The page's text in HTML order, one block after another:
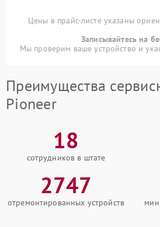
Цены в прайс-листе указаны
Записывайтесь на
Мы проверим ваше устройство и
Преимущества
Pioneer
18
сотрудников в штате
2747
отремонтированных устройств